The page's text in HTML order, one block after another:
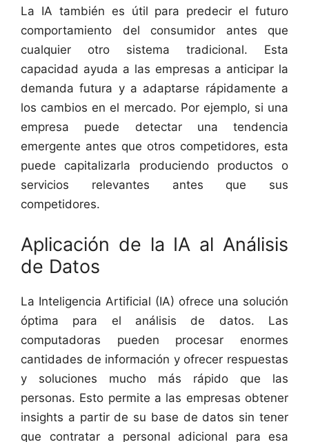
La IA también es útil para predecir el futuro
comportamiento del consumidor antes que
cualquier otro sistema tradicional. Esta
capacidad ayuda a las empresas a anticipar la
demanda futura y a adaptarse rápidamente a
los cambios en el mercado. Por ejemplo, si una
empresa puede detectar una tendencia
emergente antes que otros competidores, esta
puede capitalizarla produciendo productos o
servicios relevantes antes que sus
competidores.
Aplicación de la IA al Análisis
de Datos
La Inteligencia Artificial (IA) ofrece una solución
óptima para el análisis de datos. Las
computadoras pueden procesar enormes
cantidades de información y ofrecer respuestas
y soluciones mucho más rápido que las
personas. Esto permite a las empresas obtener
insights a partir de su base de datos sin tener
que contratar a personal adicional para esa